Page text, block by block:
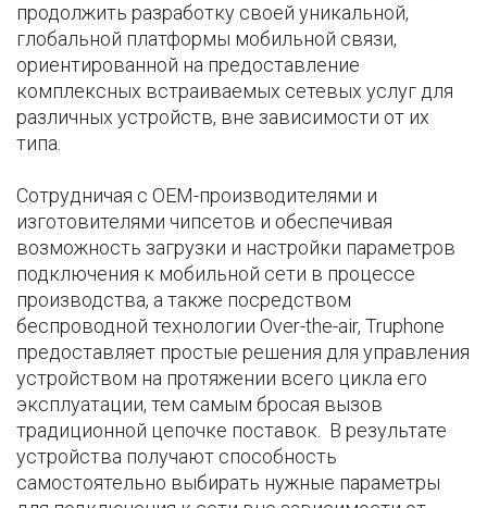
продолжить разработку своей уникальной,
глобальной платформы мобильной связи,
ориентированной на предоставление
комплексных встраиваемых сетевых услуг для
различных устройств, вне зависимости от их
типа.
Сотрудничая с ОЕМ-производителями и
изготовителями чипсетов и обеспечивая
возможность загрузки и настройки параметров
подключения к мобильной сети в процессе
производства, а также посредством
беспроводной технологии Over-the-air, Truphone
предоставляет простые решения для управления
устройством на протяжении всего цикла его
эксплуатации, тем самым бросая вызов
традиционной цепочке поставок. В результате
устройства получают способность
самостоятельно выбирать нужные параметры